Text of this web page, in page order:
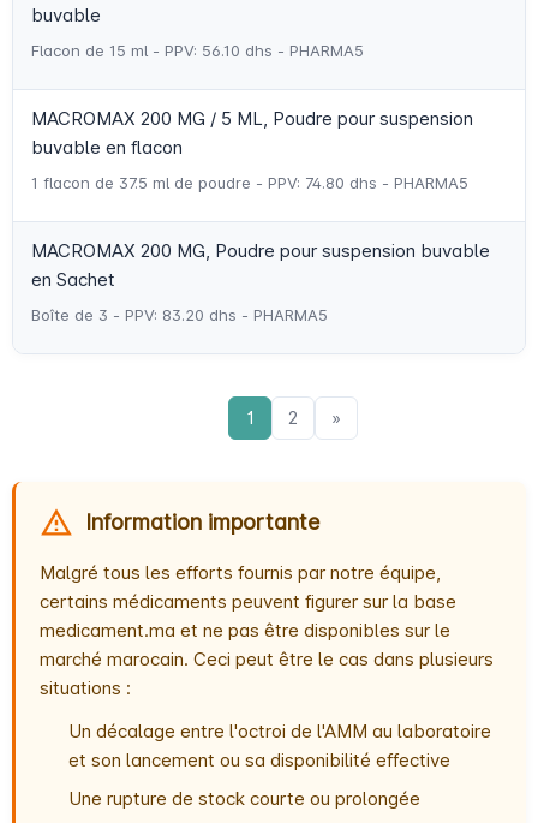
buvable
Flacon de 15 ml - PPV: 56.10 dhs - PHARMA5
MACROMAX 200 MG / 5 ML, Poudre pour suspension
buvable en flacon
1 flacon de 37.5 ml de poudre - PPV: 74.80 dhs - PHARMA5
MACROMAX 200 MG, Poudre pour suspension buvable
en Sachet
Boîte de 3 - PPV: 83.20 dhs - PHARMA5
1 2 »
Information importante
Malgré tous les efforts fournis par notre équipe,
certains médicaments peuvent figurer sur la base
medicament.ma et ne pas être disponibles sur le
marché marocain. Ceci peut être le cas dans plusieurs
situations :
Un décalage entre l'octroi de l'AMM au laboratoire
et son lancement ou sa disponibilité effective
Une rupture de stock courte ou prolongée